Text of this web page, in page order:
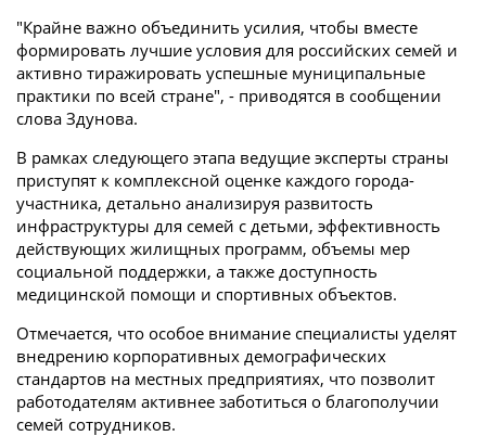
"Крайне важно объединить усилия, чтобы вместе
формировать лучшие условия для российских семей и
активно тиражировать успешные муниципальные
практики по всей стране", - приводятся в сообщении
слова Здунова.
В рамках следующего этапа ведущие эксперты страны
приступят к комплексной оценке каждого города-
участника, детально анализируя развитость
инфраструктуры для семей с детьми, эффективность
действующих жилищных программ, объемы мер
социальной поддержки, а также доступность
медицинской помощи и спортивных объектов.
Отмечается, что особое внимание специалисты уделят
внедрению корпоративных демографических
стандартов на местных предприятиях, что позволит
работодателям активнее заботиться о благополучии
семей сотрудников.